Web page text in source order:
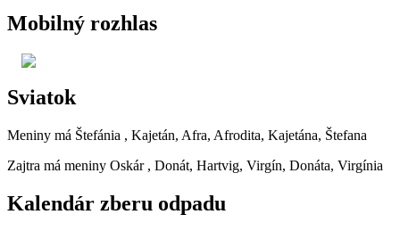
Mobilný rozhlas
Sviatok
Meniny má Štefánia , Kajetán, Afra, Afrodita, Kajetána, Štefana
Zajtra má meniny Oskár , Donát, Hartvig, Virgín, Donáta, Virgínia
Kalendár zberu odpadu